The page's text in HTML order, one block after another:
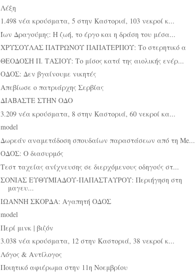
Λέξη
1.498 νέα κρούσματα, 5 στην Καστοριά, 103 νεκροί κ...
Ίων Δραγούμης: Η ζωή, το έργο και η δράση του μέσα...
ΧΡΥΣΟΥΛΑΣ ΠΑΤΡΩΝΟΥ ΠΑΠΑΤΕΡΠΟΥ: Το στερητικό α
ΘΕΟΔΟΣΗ Π. ΤΑΣΙΟΥ: Το μίσος κατά της αιολικής ενέρ...
ΟΔΟΣ: Δεν βγαίνουμε νικητές
Απεβίωσε ο πατριάρχης Σερβίας
ΔΙΑΒΑΣΤΕ ΣΤΗΝ ΟΔΟ
3.209 νέα κρούσματα, 8 στην Καστοριά, 60 νεκροί κα...
model
Δωρεάν αναμετάδοση σπουδαίων παραστάσεων από τη Me...
ΟΔΟΣ: Ο διασυρμός
Τεστ ταχείας ανίχνευσης σε διερχόμενους οδηγούς στ...
ΣΟΝΙΑΣ ΕΥΘΥΜΙΑΔΟΥ-ΠΑΠΑΣΤΑΥΡΟΥ: Περιήγηση στη
μαγευ...
ΙΩΑΝΝΗ ΣΚΟΡΔΑ: Αγαπητή ΟΔΟΣ
model
Περί μινκ | βιζόν
3.038 νέα κρούσματα, 12 στην Καστοριά, 38 νεκροί κ...
Λόγος & Αντίλογος
Ποιητικό αφιέρωμα στην 11η Νοεμβρίου